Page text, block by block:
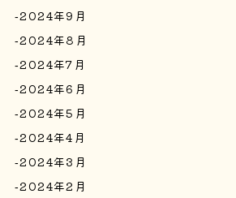
2024年9月
2024年8月
2024年7月
2024年6月
2024年5月
2024年4月
2024年3月
2024年2月